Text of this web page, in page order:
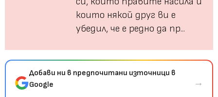
които някой друг ви е
убедил, че е редно да пр...
Добави ни в предпочитани източници в
Google
→